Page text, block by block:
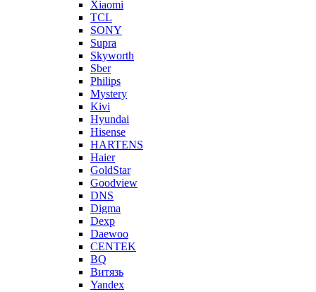
Xiaomi
TCL
SONY
Supra
Skyworth
Sber
Philips
Mystery
Kivi
Hyundai
Hisense
HARTENS
Haier
GoldStar
Goodview
DNS
Digma
Dexp
Daewoo
CENTEK
BQ
Витязь
Yandex